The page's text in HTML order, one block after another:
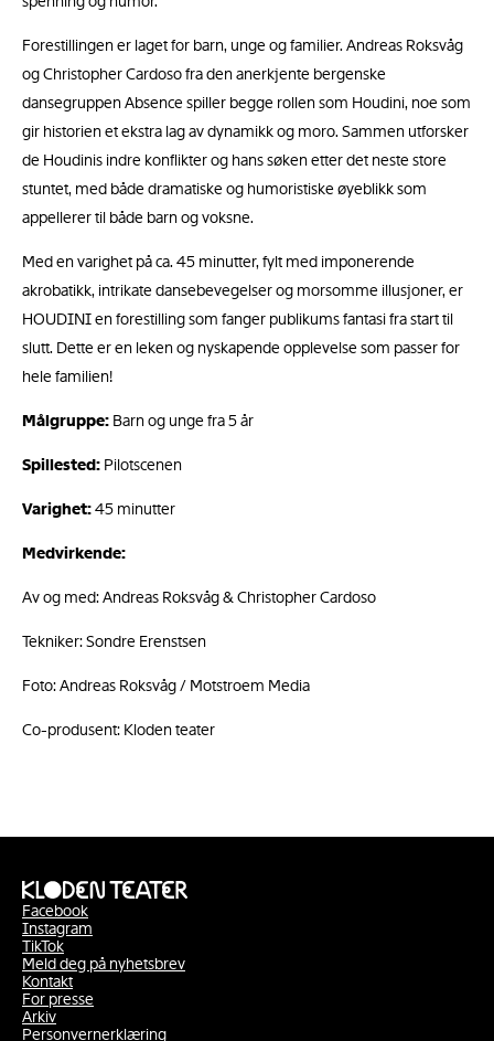
Forestillingen er laget for barn, unge og familier. Andreas Roksvåg
og Christopher Cardoso fra den anerkjente bergenske
dansegruppen Absence spiller begge rollen som Houdini, noe som
gir historien et ekstra lag av dynamikk og moro. Sammen utforsker
de Houdinis indre konflikter og hans søken etter det neste store
stuntet, med både dramatiske og humoristiske øyeblikk som
appellerer til både barn og voksne.
Med en varighet på ca. 45 minutter, fylt med imponerende
akrobatikk, intrikate dansebevegelser og morsomme illusjoner, er
HOUDINI en forestilling som fanger publikums fantasi fra start til
slutt. Dette er en leken og nyskapende opplevelse som passer for
hele familien!
Målgruppe: Barn og unge fra 5 år
Spillested: Pilotscenen
Varighet:45 minutter
Medvirkende:
Av og med: Andreas Roksvåg & Christopher Cardoso
Tekniker: Sondre Erenstsen
Foto: Andreas Roksvåg / Motstroem Media
Co-produsent: Kloden teater
Facebook
Instagram
TikTok
Meld deg på nyhetsbrev
Kontakt
For presse
Arkiv
Personvernerklæring